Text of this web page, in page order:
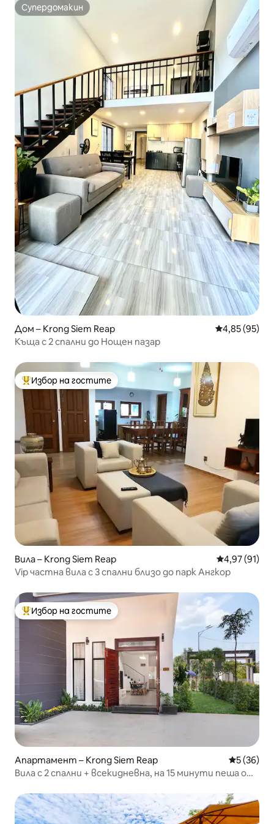
Супердомакин
Супердомакин
Дом – Krong Siem Reap Средна
4,85 (95)
Къща с 2 спални до Нощен пазар
Най-популярен избор на гостите
Избор на гостите
Вила – Krong Siem Reap Средна
4,97 (91)
Vip частна вила с 3 спални близо до парк Ангкор
Най-популярен избор на гостите
Избор на гостите
Апартамент – Krong Siem Reap Средна
5 (36)
Вила с 2 спални + всекидневна, на 15 минути пеша от